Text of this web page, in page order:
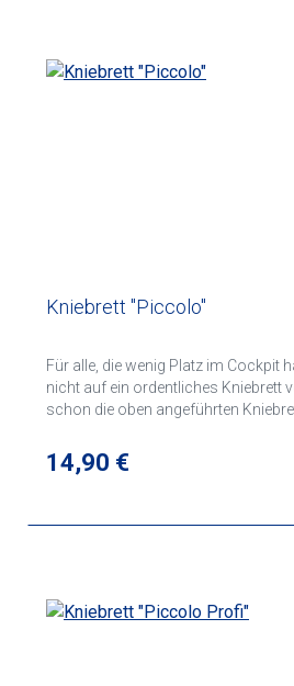
Kniebrett "Piccolo"
Für alle, die wenig Platz im Cockpit
nicht auf ein ordentliches Kniebrett
schon die oben angeführten
über den stabilen Klemmbügel bis
Schreibhalterungen. Ob für den
Regulärer Preis:
14,90 €